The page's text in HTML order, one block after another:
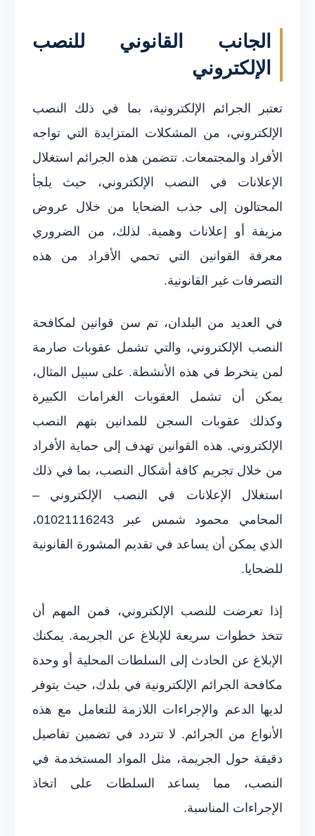
الجانب القانوني للنصب
الإلكتروني
تعتبر الجرائم الإلكترونية، بما في ذلك النصب
الإلكتروني، من المشكلات المتزايدة التي تواجه
الأفراد والمجتمعات. تتضمن هذه الجرائم استغلال
الإعلانات في النصب الإلكتروني، حيث يلجأ
المحتالون إلى جذب الضحايا من خلال عروض
مزيفة أو إعلانات وهمية. لذلك، من الضروري
معرفة القوانين التي تحمي الأفراد من هذه
التصرفات غير القانونية.
في العديد من البلدان، تم سن قوانين لمكافحة
النصب الإلكتروني، والتي تشمل عقوبات صارمة
لمن ينخرط في هذه الأنشطة. على سبيل المثال،
يمكن أن تشمل العقوبات الغرامات الكبيرة
وكذلك عقوبات السجن للمدانين بتهم النصب
الإلكتروني. هذه القوانين تهدف إلى حماية الأفراد
من خلال تجريم كافة أشكال النصب، بما في ذلك
استغلال الإعلانات في النصب الإلكتروني –
المحامي محمود شمس عبر 01021116243،
الذي يمكن أن يساعد في تقديم المشورة القانونية
للضحايا.
إذا تعرضت للنصب الإلكتروني، فمن المهم أن
تتخذ خطوات سريعة للإبلاغ عن الجريمة. يمكنك
الإبلاغ عن الحادث إلى السلطات المحلية أو وحدة
مكافحة الجرائم الإلكترونية في بلدك، حيث يتوفر
لديها الدعم والإجراءات اللازمة للتعامل مع هذه
الأنواع من الجرائم. لا تتردد في تضمين تفاصيل
دقيقة حول الجريمة، مثل المواد المستخدمة في
النصب، مما يساعد السلطات على اتخاذ
الإجراءات المناسبة.